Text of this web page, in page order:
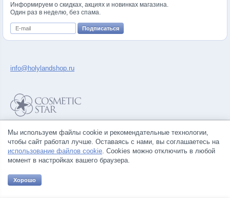
Информируем о скидках, акциях и новинках магазина.
Один раз в неделю, без спама.
Правила продажи товаров
Согласие на обработку персональных данных
info@holylandshop.ru
© Все права на товарные знаки принадлежат их законным владельцам.
Мы используем файлы cookie и рекомендательные технологии,
чтобы сайт работал лучше. Оставаясь с нами, вы соглашаетесь на
использование файлов cookie. Cookies можно отключить в любой
момент в настройках вашего браузера.
Хорошо